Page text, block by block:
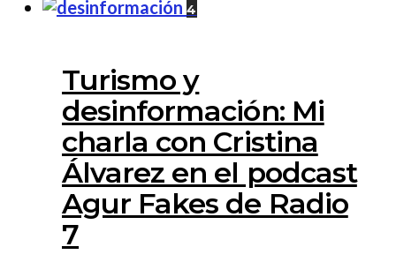
4
Turismo y
desinformación: Mi
charla con Cristina
Álvarez en el podcast
Agur Fakes de Radio
7